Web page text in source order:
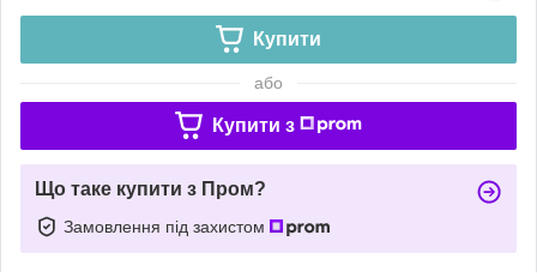
Купити
або
Купити з
Що таке купити з Пром?
Замовлення під захистом